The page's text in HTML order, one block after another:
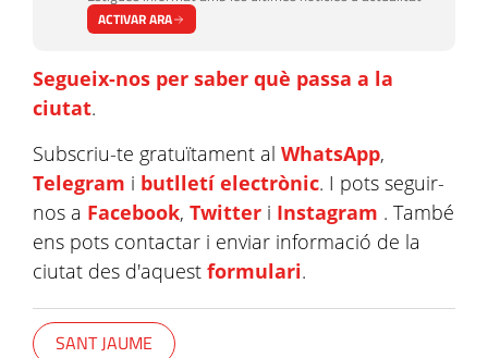
ACTIVAR ARA
Segueix-nos per saber què passa a la
ciutat.
Subscriu-te gratuïtament al WhatsApp,
Telegram i butlletí electrònic. I pots seguir-
nos a Facebook, Twitter i Instagram . També
ens pots contactar i enviar informació de la
ciutat des d'aquest formulari.
SANT JAUME